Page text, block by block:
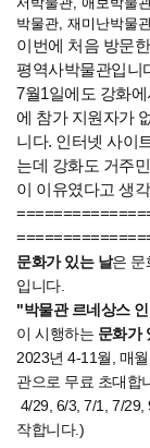
박물관, 재미난박물
이번에 처음 방문
평역사박물관입니
7월1일에도 강화
에 참가 지원자가
니다. 인터넷 사이
는데 강화도 거주
이 이유였다고 생
문화가 있는 날은 문
입니다.
"박물관 르네상스
이 시행하는 문화가
2023년 4-11월 매월
관으로 무료 초대합
4/29, 6/3, 7/1, 7/
작합니다.)